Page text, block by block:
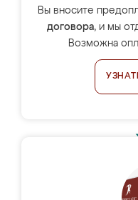
Вы вносите
договора, и мы
Возможна